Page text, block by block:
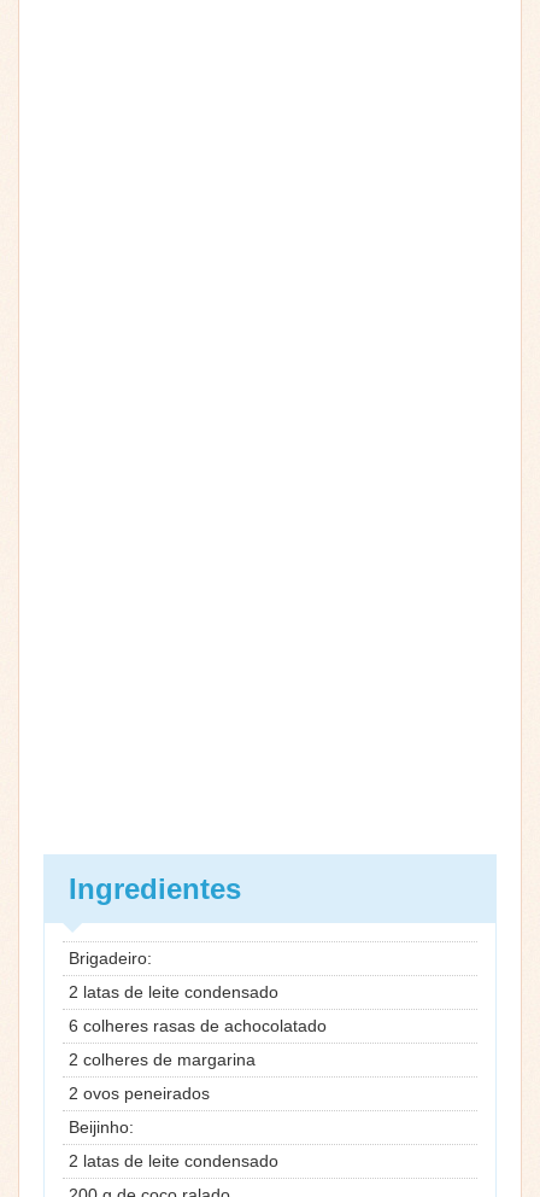
Ingredientes
Brigadeiro:
2 latas de leite condensado
6 colheres rasas de achocolatado
2 colheres de margarina
2 ovos peneirados
Beijinho:
2 latas de leite condensado